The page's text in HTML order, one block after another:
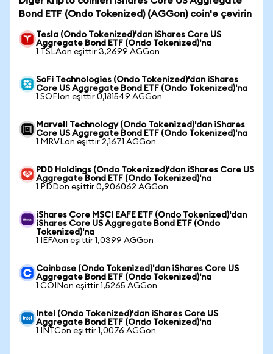
Bond ETF (Ondo Tokenized) (AGGon) coin'e çevirin
Tesla (Ondo Tokenized)'dan iShares Core US
Aggregate Bond ETF (Ondo Tokenized)'na
1 TSLAon eşittir 3,2699 AGGon
SoFi Technologies (Ondo Tokenized)'dan iShares
Core US Aggregate Bond ETF (Ondo Tokenized)'na
1 SOFIon eşittir 0,181549 AGGon
Marvell Technology (Ondo Tokenized)'dan iShares
Core US Aggregate Bond ETF (Ondo Tokenized)'na
1 MRVLon eşittir 2,1671 AGGon
PDD Holdings (Ondo Tokenized)'dan iShares Core US
Aggregate Bond ETF (Ondo Tokenized)'na
1 PDDon eşittir 0,906062 AGGon
iShares Core MSCI EAFE ETF (Ondo Tokenized)'dan
iShares Core US Aggregate Bond ETF (Ondo
Tokenized)'na
1 IEFAon eşittir 1,0399 AGGon
Coinbase (Ondo Tokenized)'dan iShares Core US
Aggregate Bond ETF (Ondo Tokenized)'na
1 COINon eşittir 1,5265 AGGon
Intel (Ondo Tokenized)'dan iShares Core US
Aggregate Bond ETF (Ondo Tokenized)'na
1 INTCon eşittir 1,0076 AGGon